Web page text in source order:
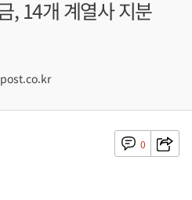
, 14개 계열사 지분
0